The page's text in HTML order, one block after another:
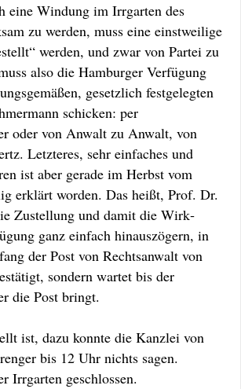
eine Windung im Irrgarten des
zu werden, muss eine einstweilige
werden, und zwar von Partei zu
also die Hamburger Verfügung
gesetzlich festgelegten
schicken: per
oder von Anwalt zu Anwalt, von
Letzteres, sehr einfaches und
ist aber gerade im Herbst vom
erklärt worden. Das heißt, Prof. Dr.
Zustellung und damit die Wirk­
ganz einfach hinaus­zögern, in
der Post von Rechtsanwalt von
sondern wartet bis der
die Post bringt.
ist, dazu konnte die Kanzlei von
bis 12 Uhr nichts sagen.
Irrgarten ge­schlossen.